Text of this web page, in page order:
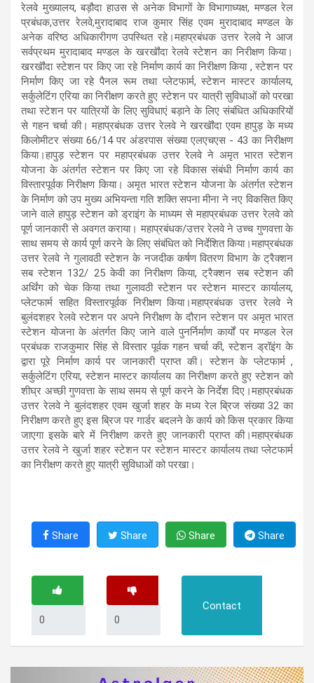
रेलवे मुख्यालय, बड़ौदा हाउस से अनेक विभागों के विभागाध्यक्ष, मण्डल रेल
प्रबंधक,उत्तर रेलवे,मुरादाबाद राज कुमार सिंह एवम मुरादाबाद मण्डल के
अनेक वरिष्ठ अधिकारीगण उपस्थित रहे।महाप्रबंधक उत्तर रेलवे ने आज
सर्वप्रथम मुरादाबाद मण्डल के खरखॏदा रेलवे स्टेशन का निरीक्षण किया।
खरखॏदा स्टेशन पर किए जा रहे निर्माण कार्य का निरीक्षण किया , स्टेशन पर
निर्माण किए जा रहे पैनल रूम तथा प्लेटफार्म, स्टेशन मास्टर कार्यालय,
सर्कुलेटिंग एरिया का निरीक्षण करते हुए स्टेशन पर यात्री सुविधाओं को परखा
तथा स्टेशन पर यात्रियों के लिए सुविधाएं बड़ाने के लिए संबंधित अधिकारियों
से गहन चर्चा की। महाप्रबंधक उत्तर रेलवे ने खरखॏदा एवम हापुड़ के मध्य
किलोमीटर संख्या 66/14 पर अंडरपास संख्या एलएचएस - 43 का निरीक्षण
किया।हापुड़ स्टेशन पर महाप्रबंधक उत्तर रेलवे ने अमृत भारत स्टेशन
योजना के अंतर्गत स्टेशन पर किए जा रहे विकास संबंधी निर्माण कार्य का
विस्तारपूर्वक निरीक्षण किया। अमृत भारत स्टेशन योजना के अंतर्गत स्टेशन
के निर्माण को उप मुख्य अभियन्ता गति शक्ति सपना मीना ने नए विकसित किए
जाने वाले हापुड़ स्टेशन को ड्राइंग के माध्यम से महाप्रबंधक उत्तर रेलवे को
पूर्ण जानकारी से अवगत कराया। महाप्रबंधक/उत्तर रेलवे ने उच्च गुणवत्ता के
साथ समय से कार्य पूर्ण करने के लिए संबंधित को निर्देशित किया।महाप्रबंधक
उत्तर रेलवे ने गुलावठी स्टेशन के नजदीक कर्षण वितरण विभाग के ट्रैक्शन
सब स्टेशन 132/ 25 केवी का निरीक्षण किया, ट्रैक्शन सब स्टेशन की
अर्थिंग को चेक किया तथा गुलावठी स्टेशन पर स्टेशन मास्टर कार्यालय,
प्लेटफार्म सहित विस्तारपूर्वक निरीक्षण किया।महाप्रबंधक उत्तर रेलवे ने
बुलंदशहर रेलवे स्टेशन पर अपने निरीक्षण के दौरान स्टेशन पर अमृत भारत
स्टेशन योजना के अंतर्गत किए जाने वाले पुनर्निर्माण कार्यों पर मण्डल रेल
प्रबंधक राजकुमार सिंह से विस्तार पूर्वक गहन चर्चा की, स्टेशन ड्रॉइंग के
द्वारा पूरे निर्माण कार्य पर जानकारी प्राप्त की। स्टेशन के प्लेटफार्म ,
सर्कुलेटिंग एरिया, स्टेशन मास्टर कार्यालय का निरीक्षण करते हुए स्टेशन को
शीघ्र अच्छी गुणवत्ता के साथ समय से पूर्ण करने के निर्देश दिए।महाप्रबंधक
उत्तर रेलवे ने बुलंदशहर एवम खुर्जा शहर के मध्य रेल ब्रिज संख्या 32 का
निरीक्षण करते हुए इस ब्रिज पर गार्डर बदलने के कार्य को किस प्रकार किया
जाएगा इसके बारे में निरीक्षण करते हुए जानकारी प्राप्त की।महाप्रबंधक
उत्तर रेलवे ने खुर्जा शहर स्टेशन पर स्टेशन मास्टर कार्यालय तथा प्लेटफार्म
का निरीक्षण करते हुए यात्री सुविधाओं को परखा।
Share Share Share Share
Contact